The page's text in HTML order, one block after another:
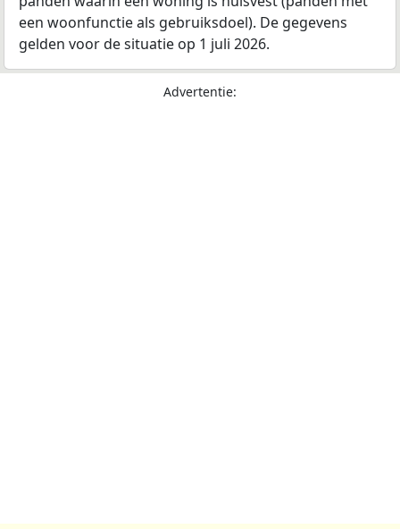
een woonfunctie als gebruiksdoel). De gegevens
gelden voor de situatie op 1 juli 2026.
Advertentie: